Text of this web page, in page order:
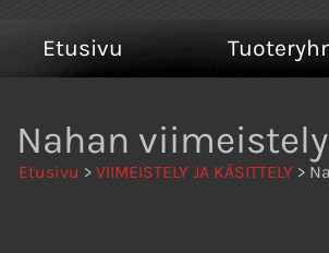
Etusivu
Nahan viimeistely
Etusivu > VIIMEISTELY JA KÄSITTELY >